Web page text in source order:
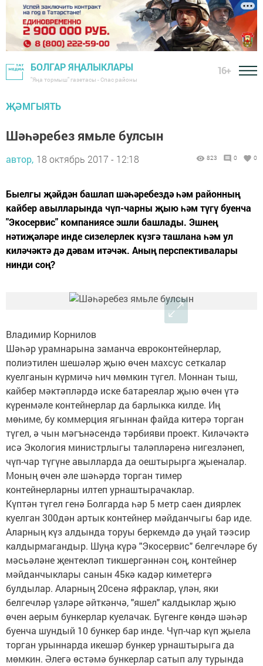
БОЛГАР ЯҢАЛЫКЛАРЫ
"Яңа тормыш" газетасы - Спас районы
16+
ҖӘМГЫЯТЬ
Шәһәребез ямьле булсын
автор, 18 октябрь 2017 - 12:18 823 0 0
Быелгы җәйдән башлап шәһәребездә һәм районның
кайбер авылларында чүп-чарны җыю һәм түгү буенча
"Экосервис" компаниясе эшли башлады. Эшнең
нәтиҗәләре инде сизелерлек күзгә ташлана һәм ул
киләчәктә дә дәвам итәчәк. Аның перспективалары
нинди соң?
Владимир Корнилов
Шәһәр урамнарына заманча евроконтейнерлар,
полиэтилен шешәләр җыю өчен махсус сеткалар
куелганын күрмичә һич мөмкин түгел. Моннан тыш,
кайбер мәктәпләрдә иске батареялар җыю өчен үтә
күренмәле контейнерлар да барлыкка килде. Иң
мөһиме, бу коммерция ягыннан файда китерә торган
түгел, ә чын мәгънәсендә тәрбияви проект. Киләчәктә
исә Экология министрлыгы таләпләренә нигезләнеп,
чүп-чар түгүне авылларда да оештырырга җыеналар.
Моның өчен әле шәһәрдә торган тимер
контейнерларны илтеп урнаштырачаклар.
Күптән түгел генә Болгарда һәр 5 метр саен диярлек
куелган 300дән артык контейнер мәйданчыгы бар иде.
Аларның күз алдында торуы беркемдә дә уңай тәэсир
калдырмагандыр. Шуңа күрә "Экосервис" белгечләре бу
мәсьәләне җентекләп тикшергәннән соң, контейнер
мәйданчыклары санын 45кә кадәр киметергә
булдылар. Аларның 20сенә яфраклар, үлән, яки
белгечләр үзләре әйткәнчә, "яшел" калдыклар җыю
өчен аерым бункерлар куелачак. Бүгенге көндә шәһәр
буенча шундый 10 бункер бар инде. Чүп-чар күп җыела
торган урыннарда икешәр бункер урнаштырыга да
мөмкин. Әлегә өстәмә бункерлар сатып алу турында